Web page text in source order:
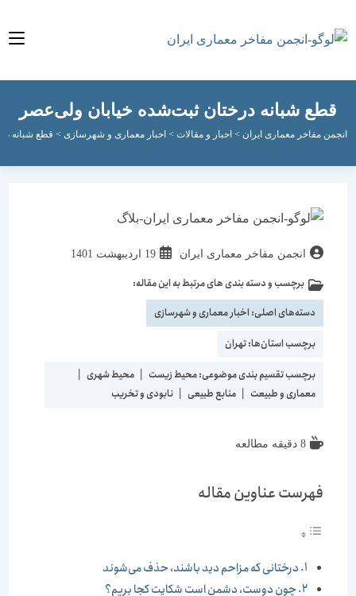
شبانه درختان ثبت‌شده خیابان ولی‌عصر
مفاخر معماری ایران > اخبار و مقالات>اخبار معماری و شهرسازی>قطع شبانه درختان
نویسندهٔانجمن مفاخر معماری ایران
نوشته
شده
است:
19 اردیبهشت 1401
برچسب و دسته بندی های مرتبط به این مقاله:
دسته‌های اصلی:اخبار معماری و شهرسازی
برچسب استان‌ها:تهران
برچسب تقسیم بندی موضوعی:محیط زیست | محیط شهری |
معماری و طبیعت | منابع طبیعی | نابودی و تخریب
فهرست عناوین مقاله
درختانی که مزاحم دید باشند، حذف می‌شوند
چون دوست، دشمن است شکایت کجا بریم؟